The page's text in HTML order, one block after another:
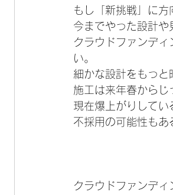
もし「新挑戦」に
今までやった設計や
クラウドファンデ
い。
細かな設計をもっと
施工は来年春からじ
現在爆上がりしてい
不採用の可能性もあ
クラウドファンディ